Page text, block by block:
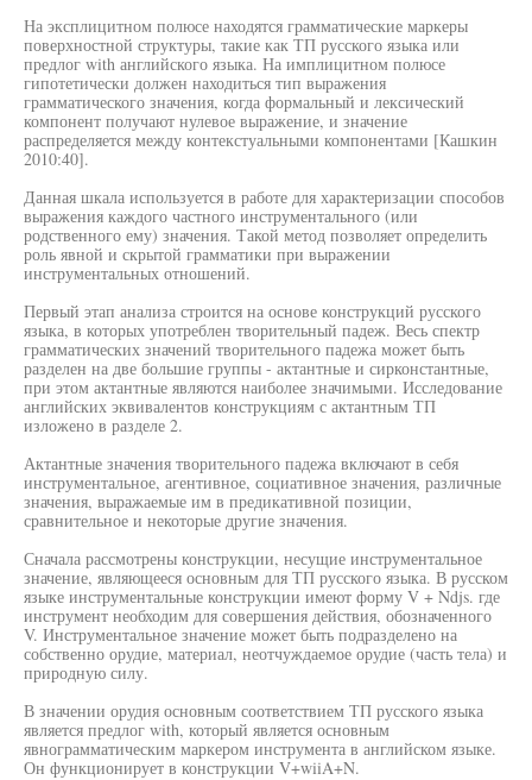
На эксплицитном полюсе находятся грамматические маркеры
поверхностной структуры, такие как ТП русского языка или
предлог with английского языка. На имплицитном полюсе
гипотетически должен находиться тип выражения
грамматического значения, когда формальный и лексический
компонент получают нулевое выражение, и значение
распределяется между контекстуальными компонентами [Кашкин
2010:40].
Данная шкала используется в работе для характеризации способов
выражения каждого частного инструментального (или
родственного ему) значения. Такой метод позволяет определить
роль явной и скрытой грамматики при выражении
инструментальных отношений.
Первый этап анализа строится на основе конструкций русского
языка, в которых употреблен творительный падеж. Весь спектр
грамматических значений творительного падежа может быть
разделен на две большие группы - актантные и сирконстантные,
при этом актантные являются наиболее значимыми. Исследование
английских эквивалентов конструкциям с актантным ТП
изложено в разделе 2.
Актантные значения творительного падежа включают в себя
инструментальное, агентивное, социативное значения, различные
значения, выражаемые им в предикативной позиции,
сравнительное и некоторые другие значения.
Сначала рассмотрены конструкции, несущие инструментальное
значение, являющееся основным для ТП русского языка. В русском
языке инструментальные конструкции имеют форму V + Ndjs. где
инструмент необходим для совершения действия, обозначенного
V. Инструментальное значение может быть подразделено на
собственно орудие, материал, неотчуждаемое орудие (часть тела) и
природную силу.
В значении орудия основным соответствием ТП русского языка
является предлог with, который является основным
явнограмматическим маркером инструмента в английском языке.
Он функционирует в конструкции V+wiiA+N.